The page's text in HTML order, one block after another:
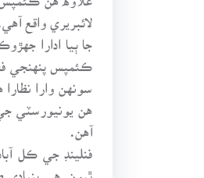
لائبريري واقع
جا ٻيا ادارا
ڪئمپس پنهنجي
سونهن وارا
هن يونيورسٽي
آهن.
فنلينڊ جي ڪل
ٿيون. هي